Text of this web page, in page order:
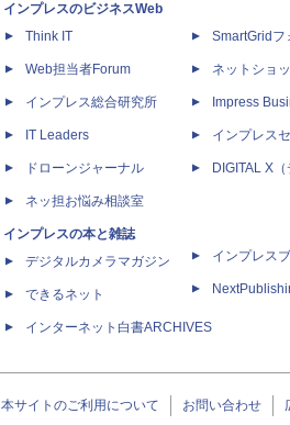
インプレスのビジネスWeb
Think IT
Web担当者Forum
インプレス総合研究所
IT Leaders
ドローンジャーナル
ネッ担お悩み相談室
インプレスの本と雑誌
デジタルカメラマガジン
できるネット
インターネット白書ARCHIVES
SmartGridフ
ネットショ
Impress
インプレス
DIGITAL X
インプレス
本サイトのご利用について お問い合わせ